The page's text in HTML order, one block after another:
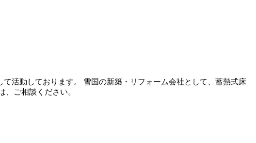
活動しております。 雪国の新築・リフォーム会社として、蓄熱式床
ご相談ください。